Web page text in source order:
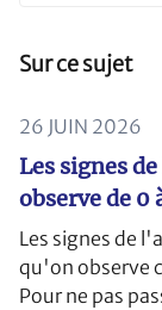
Sur ce sujet
26 JUIN 2026
Les signes
observe de 0
Les signes de
qu'on observe
Pour ne pas